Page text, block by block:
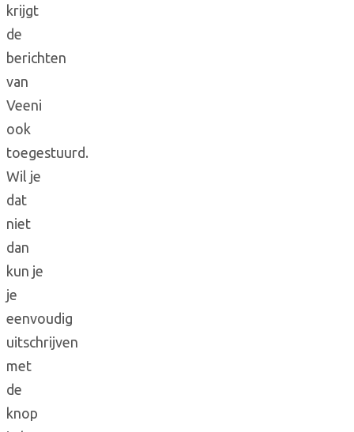
krijgt
de
berichten
van
Veeni
ook
toegestuurd.
Wil je
dat
niet
dan
kun je
je
eenvoudig
uitschrijven
met
de
knop